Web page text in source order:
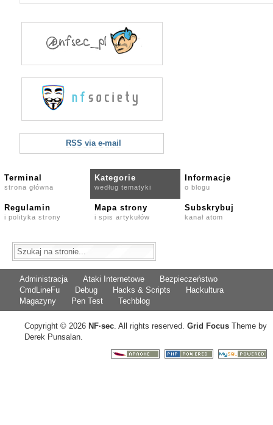
RSS via e-mail
Terminal
strona główna
Kategorie
według tematyki
Informacje
o blogu
Regulamin
i polityka strony
Mapa strony
i spis artykułów
Subskrybuj
kanał atom
Administracja Ataki Internetowe
Bezpieczeństwo
CmdLineFu
Debug Hacks & Scripts
Hackultura
Magazyny
Pen Test Techblog
Copyright © 2026 NF·sec. All rights reserved. Grid Focus Theme by
Derek Punsalan.